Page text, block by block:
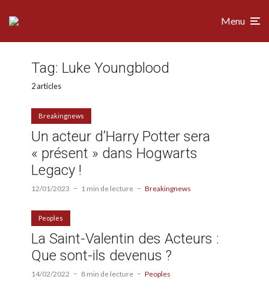
Menu
Tag: Luke Youngblood
2 articles
Breakingnews
Un acteur d’Harry Potter sera
« présent » dans Hogwarts
Legacy !
12/01/2023 1 min de lecture Breakingnews
Peoples
La Saint-Valentin des Acteurs :
Que sont-ils devenus ?
14/02/2022 8 min de lecture Peoples